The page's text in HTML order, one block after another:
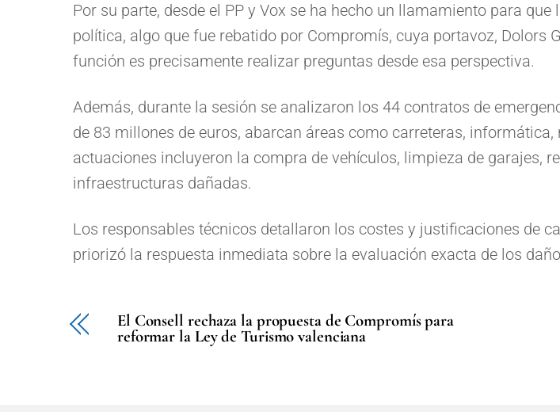
Por su parte, desde el PP y Vox se ha hecho un llamamiento para
política, algo que fue rebatido por Compromís, cuya portavoz, Dolors
función es precisamente realizar preguntas desde esa perspectiva.
Además, durante la sesión se analizaron los 44 contratos de
de 83 millones de euros, abarcan áreas como carreteras,
actuaciones incluyeron la compra de vehículos, limpieza de garajes,
infraestructuras dañadas.
Los responsables técnicos detallaron los costes y justificaciones de
priorizó la respuesta inmediata sobre la evaluación exacta de los
El Consell rechaza la propuesta de Compromís para
reformar la Ley de Turismo valenciana